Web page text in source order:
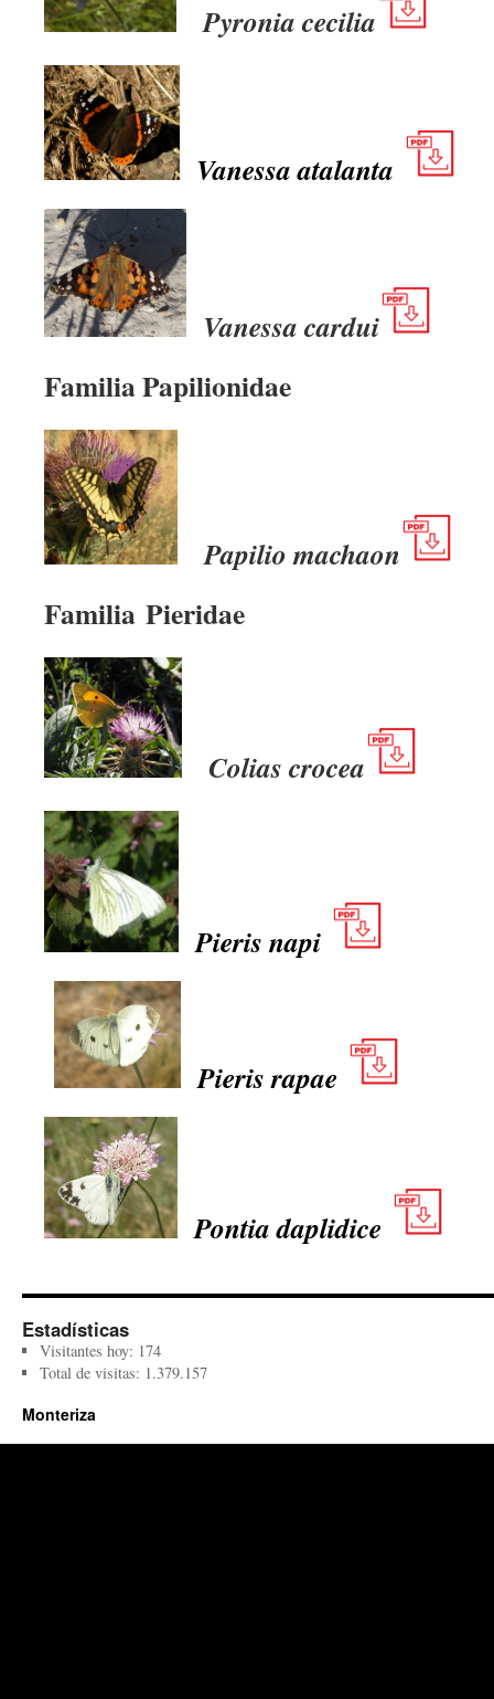
Pyronia cecilia
Vanessa atalanta
Vanessa cardui
Familia Papilionidae
Papilio machaon
Familia Pieridae
Colias crocea
Pieris napi
Pieris rapae
Pontia daplidice
Estadísticas
Visitantes hoy: 174
Total de visitas: 1.379.157
Monteriza